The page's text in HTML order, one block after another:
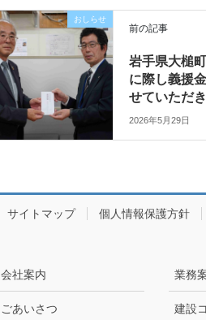
おしらせ
前の記事
岩手県大槌
に際し義援
せていただ
2026年5月29日
サイトマップ 個人情報保護方針
会社案内
ごあいさつ
業務
建設